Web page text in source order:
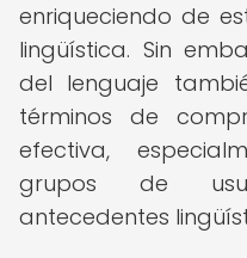
enriqueciendo de
lingüística. Sin
del lenguaje
términos de
efectiva,
grupos de
antecedentes